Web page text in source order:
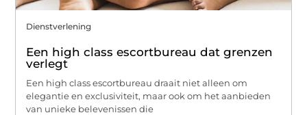
Dienstverlening
Een high class escortbureau dat grenzen
verlegt
Een high class escortbureau draait niet alleen om
elegantie en exclusiviteit, maar ook om het aanbieden
van unieke belevenissen die